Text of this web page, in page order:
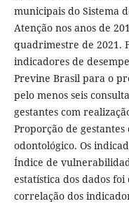
municipais do Sistema
Atenção nos anos de
quadrimestre de 2021.
indicadores de
Previne Brasil para o
pelo menos seis
gestantes com
Proporção de
odontológico. Os
Índice de
estatística dos dados
correlação dos